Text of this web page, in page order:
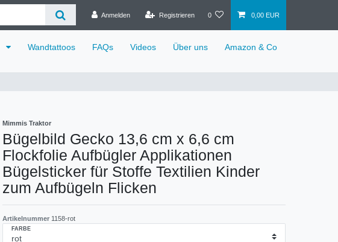
Anmelden Registrieren 0 0,00 EUR
Wandtattoos FAQs Videos Über uns Amazon & Co
Mimmis Traktor
Bügelbild Gecko 13,6 cm x 6,6 cm
Flockfolie Aufbügler Applikationen
Bügelsticker für Stoffe Textilien Kinder
zum Aufbügeln Flicken
Artikelnummer 1158-rot
FARBE